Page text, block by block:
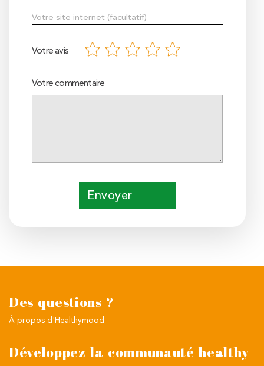
Votre avis
Votre commentaire
Envoyer
Des questions ?
À propos d'Healthymood
Développez la communauté healthy